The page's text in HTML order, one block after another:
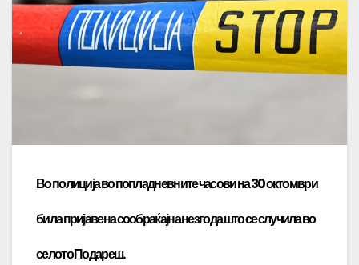
Во полиција во попладневните часови на 30 октомври
била пријавена сообраќајна незгода што се случила во
селото Подареш.